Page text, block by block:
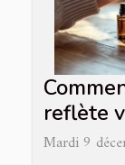
reflète
Mardi 9